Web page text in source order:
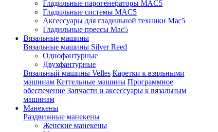
Гладильные парогенераторы MAC5
Гладильные системы MAC5
Аксессуары для гладильной техники Mac5
Гладильные прессы Mac5
Вязальные машины
Вязальные машины Silver Reed
Однофантурные
Двухфантурные
Вязальный машины Velles Каретки к взяльными
машинам Кеттельные машины Программное
обеспечение Запчасти и аксессуары к вязальным
машинам
Манекены
Раздвижные манекены
Женские манекены